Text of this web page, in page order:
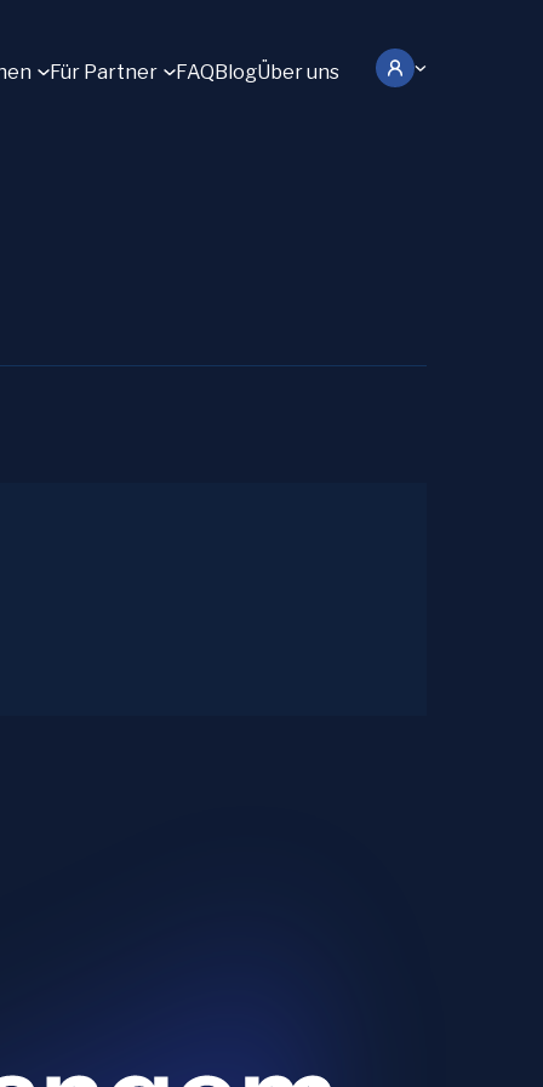
Für Partner FAQBlogÜber uns